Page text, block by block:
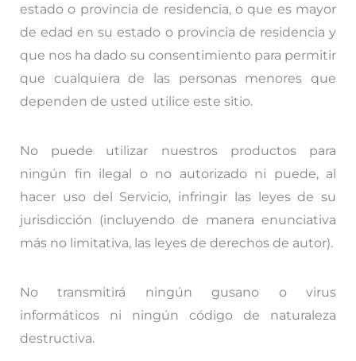
estado o provincia de residencia, o que es mayor
de edad en su estado o provincia de residencia y
que nos ha dado su consentimiento para permitir
que cualquiera de las personas menores que
dependen de usted utilice este sitio.
No puede utilizar nuestros productos para
ningún fin ilegal o no autorizado ni puede, al
hacer uso del Servicio, infringir las leyes de su
jurisdicción (incluyendo de manera enunciativa
más no limitativa, las leyes de derechos de autor).
No transmitirá ningún gusano o virus
informáticos ni ningún código de naturaleza
destructiva.